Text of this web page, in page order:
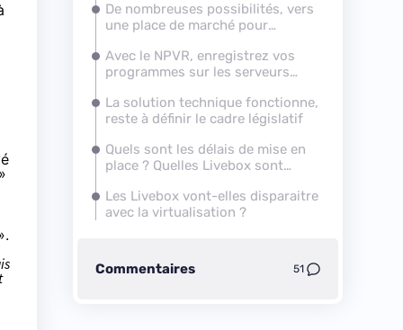
De nombreuses possibilités, vers
une place de marché pour
Avec le NPVR, enregistrez vos
programmes sur les serveurs
La solution technique fonctionne,
reste à définir le cadre législatif
Quels sont les délais de mise en
place ? Quelles Livebox sont
Les Livebox vont-elles disparaitre
avec la virtualisation ?
Commentaires 51